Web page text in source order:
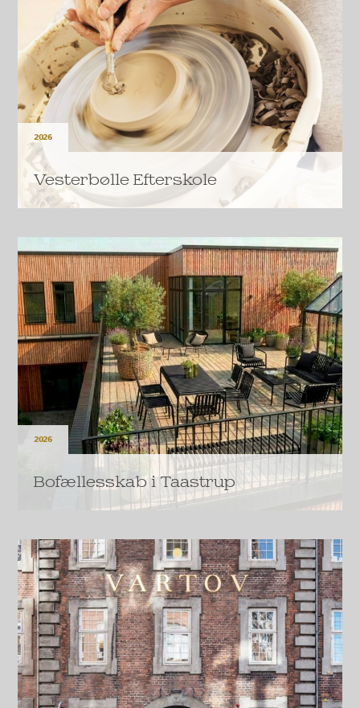
2026
Vesterbølle Efterskole
millioner kroner til at give Vesterbølle efterskole
moderne rammer for undervisningen i praktiske fag
og til fællesskabet.
LÆS MERE
2026
Bofællesskab i Taastrup
millioner kroner til et nyt og moderne bofællesskab
for mennesker med handicap.
LÆS MERE